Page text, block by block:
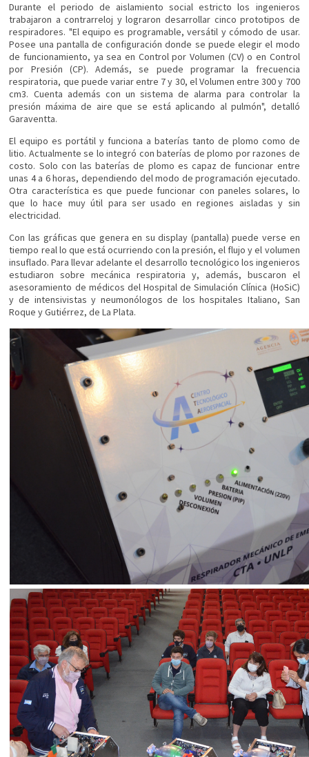
Durante el periodo de aislamiento social estricto los ingenieros
trabajaron a contrarreloj y lograron desarrollar cinco prototipos de
respiradores. "El equipo es programable, versátil y cómodo de usar.
Posee una pantalla de configuración donde se puede elegir el modo
de funcionamiento, ya sea en Control por Volumen (CV) o en Control
por Presión (CP). Además, se puede programar la frecuencia
respiratoria, que puede variar entre 7 y 30, el Volumen entre 300 y 700
cm3. Cuenta además con un sistema de alarma para controlar la
presión máxima de aire que se está aplicando al pulmón", detalló
Garaventta.
El equipo es portátil y funciona a baterías tanto de plomo como de
litio. Actualmente se lo integró con baterías de plomo por razones de
costo. Solo con las baterías de plomo es capaz de funcionar entre
unas 4 a 6 horas, dependiendo del modo de programación ejecutado.
Otra característica es que puede funcionar con paneles solares, lo
que lo hace muy útil para ser usado en regiones aisladas y sin
electricidad.
Con las gráficas que genera en su display (pantalla) puede verse en
tiempo real lo que está ocurriendo con la presión, el flujo y el volumen
insuflado. Para llevar adelante el desarrollo tecnológico los ingenieros
estudiaron sobre mecánica respiratoria y, además, buscaron el
asesoramiento de médicos del Hospital de Simulación Clínica (HoSiC)
y de intensivistas y neumonólogos de los hospitales Italiano, San
Roque y Gutiérrez, de La Plata.